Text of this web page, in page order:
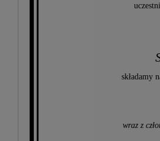
składamy
wraz z